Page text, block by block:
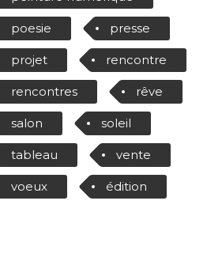
poesie presse
projet rencontre
rencontres rêve
salon soleil
tableau vente
voeux édition